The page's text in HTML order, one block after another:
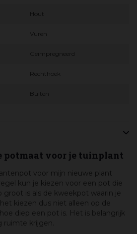
Hout
Vuren
Geïmpregneerd
Rechthoek
Buiten
potmaat voor je tuinplant
voor mijn nieuwe plant
kun je kiezen voor een pot die
is als de kweekpot waarin je
kiezen dus niet alleen op de
diep een pot is. Het is belangrijk
ruimte krijgen.